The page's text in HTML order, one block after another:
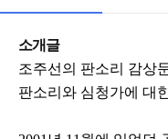
소개글
조주선의 판소리 감상
판소리와 심청가에 대